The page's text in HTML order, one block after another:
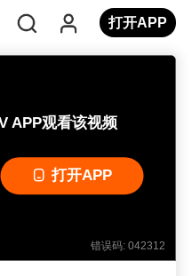
打开APP
APP观看该视频
打开APP
错误码: 042312